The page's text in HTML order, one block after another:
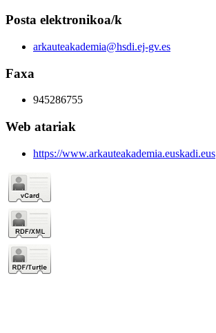
Posta elektronikoa/k
arkauteakademia@hsdi.ej-gv.es
Faxa
945286755
Web atariak
https://www.arkauteakademia.euskadi.eus